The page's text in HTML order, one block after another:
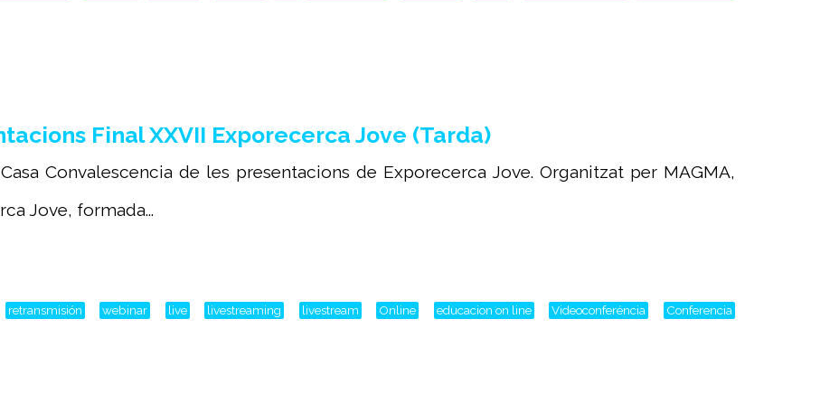
Final XXVII Exporecerca Jove (Tarda)
Convalescencia de les presentacions de Exporecerca Jove. Organitzat per MAGMA,
Jove, formada...
retransmisión webinar live livestreaming livestream Online educacion on line Videoconferéncia Conferencia